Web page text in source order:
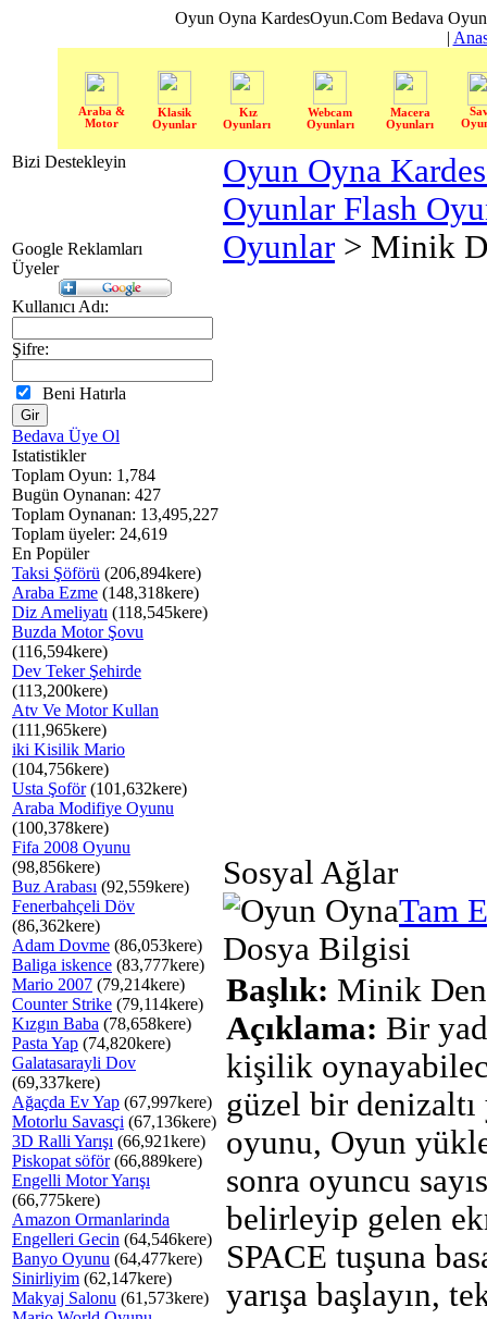
Oyun Oyna KardesOyun.Com Bedava
|
Araba &
Motor
Klasik
Oyunlar
Kız
Oyunları
Webcam
Oyunları
Macera
Oyunları
Bizi Destekleyin
Google Reklamları
Üyeler
Kullanıcı Adı:
Şifre:
Beni Hatırla
Bedava Üye Ol
Istatistikler
Toplam Oyun: 1,784
Bugün Oynanan: 427
Toplam Oynanan: 13,495,227
Toplam üyeler: 24,619
En Popüler
Taksi Şöförü (206,894kere)
Araba Ezme (148,318kere)
Diz Ameliyatı (118,545kere)
Buzda Motor Şovu
(116,594kere)
Dev Teker Şehirde
(113,200kere)
Atv Ve Motor Kullan
(111,965kere)
iki Kisilik Mario
(104,756kere)
Usta Şoför(101,632kere)
Araba Modifiye Oyunu
(100,378kere)
Fifa 2008 Oyunu
(98,856kere)
Buz Arabası (92,559kere)
Fenerbahçeli Döv
(86,362kere)
Adam Dovme (86,053kere)
Baliga iskence (83,777kere)
Mario 2007 (79,214kere)
Counter Strike (79,114kere)
Kızgın Baba (78,658kere)
Pasta Yap (74,820kere)
Galatasarayli Dov
(69,337kere)
Ağaçda Ev Yap (67,997kere)
Motorlu Savasçi (67,136kere)
3D Ralli Yarışı (66,921kere)
Piskopat söför(66,889kere)
Engelli Motor Yarışı
(66,775kere)
Amazon Ormanlarinda
Engelleri Gecin (64,546kere)
Banyo Oyunu (64,477kere)
Sinirliyim (62,147kere)
Makyaj Salonu (61,573kere)
Oyun Oyna
Oyunlar Flash
Oyunlar > Minik
Sosyal Ağlar
Tam
Dosya Bilgisi
Başlık: Minik
Açıklama: Bir
kişilik
güzel bir denizaltı
oyunu, Oyun
sonra oyuncu
belirleyip gelen
SPACE tuşuna
yarışa başlayın,